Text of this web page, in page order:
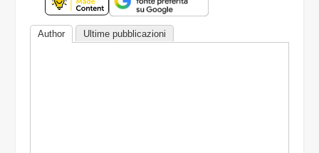
Author Ultime pubblicazioni